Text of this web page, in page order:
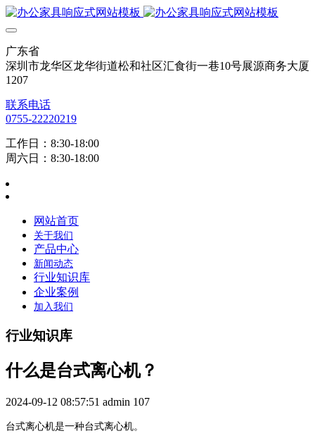
广东省
深圳市龙华区龙华街道松和社区汇食街一巷10号展源商务大厦
1207
联系电话
0755-22220219
工作日：8:30-18:00
周六日：8:30-18:00
网站首页
关于我们
产品中心
新闻动态
行业知识库
企业案例
加入我们
行业知识库
什么是台式离心机？
2024-09-12 08:57:51 admin 107
台式离心机是一种台式离心机。